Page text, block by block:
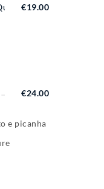
€19.00
€24.00
e picanha